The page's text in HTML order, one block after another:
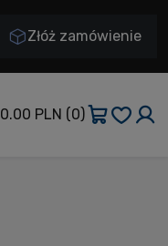
Złóż zamówienie
0.00 PLN (0)